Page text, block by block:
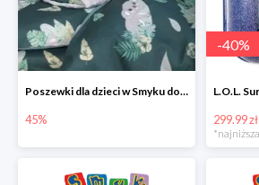
Poszewki dla dzieci w Smyku do -45%
45%
-40%
299.99 zł